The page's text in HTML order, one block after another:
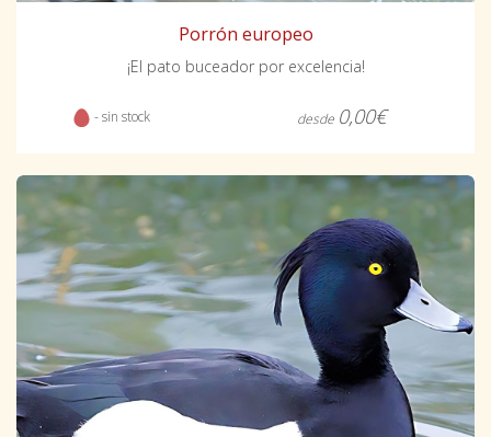
Porrón europeo
¡El pato buceador por excelencia!
- sin stock desde 0,00€